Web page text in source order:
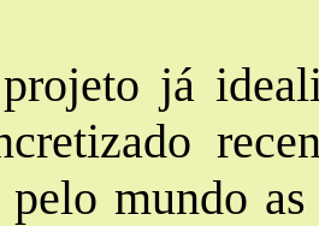
já
mundo